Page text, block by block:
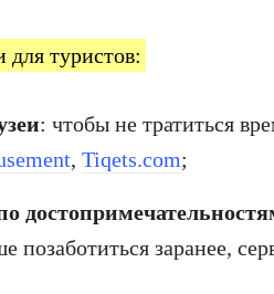
туристов:
: чтобы не тратиться
, Tiqets.com;
позаботиться заранее,